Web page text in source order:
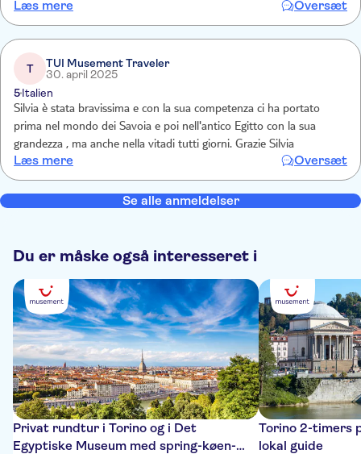
Læs mere Oversæt
T
TUI Musement Traveler
30. april 2025
5Italien
Silvia è stata bravissima e con la sua competenza ci ha portato
prima nel mondo dei Savoia e poi nell'antico Egitto con la sua
grandezza , ma anche nella vitadi tutti giorni. Grazie Silvia
Læs mere Oversæt
Se alle anmeldelser
Du er måske også interesseret i
Privat rundtur i Torino og i Det
Egyptiske Museum med spring-køen-
Torino 2-timers
lokal guide